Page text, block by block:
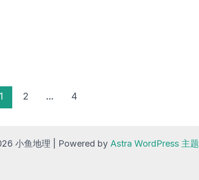
1 2 … 4
小鱼地理 | Powered by Astra WordPress 主题